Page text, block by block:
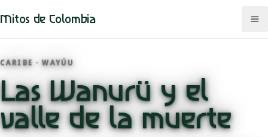
Mitos de Colombia
Mitos
Regiones
CARIBE · WAYÚU
Las Wanurü y el
valle de la muerte